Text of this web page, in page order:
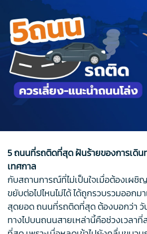
5 ถนนที่รถติดที่สุด ฝันร้ายของการเดิน
เทศกาล
กับสถานการณ์ที่ไม่เป็นใจเมื่อต้องเผชิ
ขยับต่อไปไหนไม่ได้ ได้ถูกรวบรวมออกม
สุดยอด ถนนที่รถติดที่สุด ต้องบอกว่า วั
ทางไปบนถนนสายเหล่านี้คือช่วงเวลาที่